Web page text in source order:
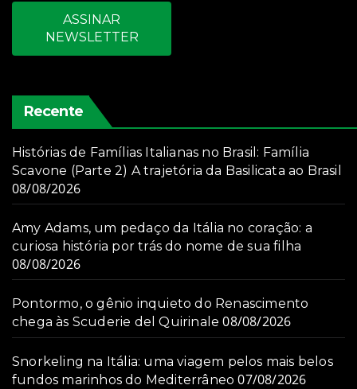
ASSINAR
NEWSLETTER
Recente
Histórias de Famílias Italianas no Brasil: Família
Scavone (Parte 2) A trajetória da Basilicata ao Brasil
08/08/2026
Amy Adams, um pedaço da Itália no coração: a
curiosa história por trás do nome de sua filha
08/08/2026
Pontormo, o gênio inquieto do Renascimento
chega às Scuderie del Quirinale 08/08/2026
Snorkeling na Itália: uma viagem pelos mais belos
fundos marinhos do Mediterrâneo 07/08/2026